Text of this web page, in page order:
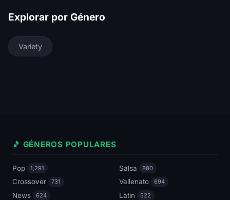
Explorar por Género
Variety
🎵 GÉNEROS POPULARES
Pop 1,291 Salsa 880
Crossover 731 Vallenato 694
News 624 Latin 522